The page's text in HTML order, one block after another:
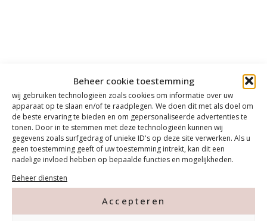
Beheer cookie toestemming
wij gebruiken technologieën zoals cookies om informatie over uw
apparaat op te slaan en/of te raadplegen. We doen dit met als doel om
de beste ervaring te bieden en om gepersonaliseerde advertenties te
tonen. Door in te stemmen met deze technologieën kunnen wij
gegevens zoals surfgedrag of unieke ID's op deze site verwerken. Als u
geen toestemming geeft of uw toestemming intrekt, kan dit een
nadelige invloed hebben op bepaalde functies en mogelijkheden.
Beheer diensten
Accepteren
Contact
Tanthofdreef 7 2623 EW Delft